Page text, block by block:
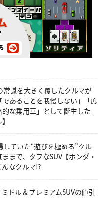
常識を大きく覆したクルマが
あることを我慢しない」「庶
な乗用車」として誕生した
していた“遊びを極める”クル
まで、タフなSUV【ホンダ・
んなクルマ⁉︎
ドル＆プレミアムSUVの値引